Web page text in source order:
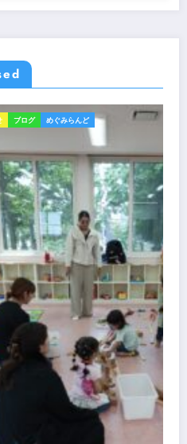
生まれさんのお誕生会
6月29日 岩見沢めぐみ幼稚園